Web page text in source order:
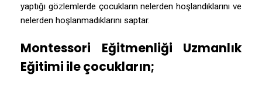
yaptığı gözlemlerde çocukların nelerden hoşlandıklarını ve
nelerden hoşlanmadıklarını saptar.
Montessori Eğitmenliği Uzmanlık
Eğitimi ile çocukların;